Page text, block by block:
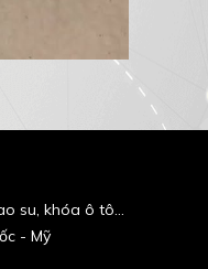
su, khóa ô tô...
- Mỹ